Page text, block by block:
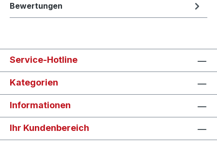
Bewertungen
Service-Hotline
Kategorien
Informationen
Ihr Kundenbereich